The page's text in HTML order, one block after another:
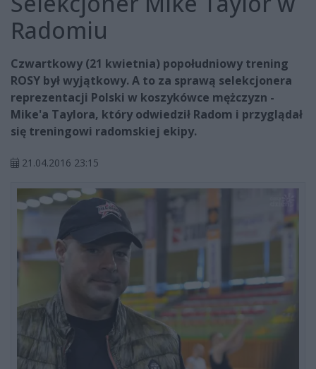
Radomiu
Czwartkowy (21 kwietnia) popołudniowy trening
ROSY był wyjątkowy. A to za sprawą selekcjonera
reprezentacji Polski w koszykówce mężczyzn -
Mike'a Taylora, który odwiedził Radom i przyglądał
się treningowi radomskiej ekipy.
21.04.2016 23:15